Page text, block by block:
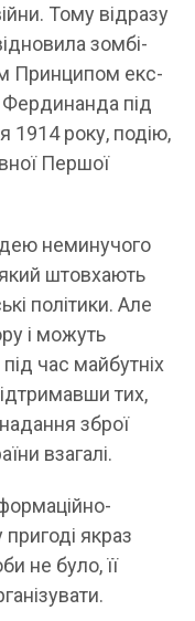
Тому відразу
зомбі-
Принципом екс-
Фердинанда під
1914 року, подію,
Першої
неминучого
який штовхають
політики. Але
і можуть
час майбутніх
тих,
зброї
взагалі.
пригоді якраз
не було, її